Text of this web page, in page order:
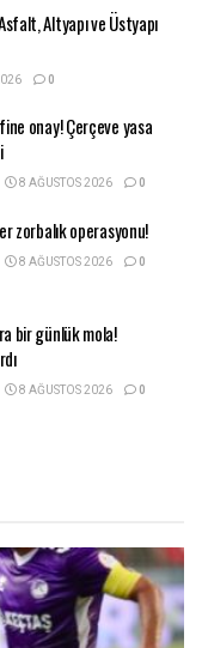
Altyapı ve Üstyapı
0
onay! Çerçeve yasa
8 AĞUSTOS 2026 0
zorbalık operasyonu!
8 AĞUSTOS 2026 0
bir günlük mola!
8 AĞUSTOS 2026 0